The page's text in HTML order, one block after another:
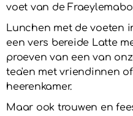
voet van de
Lunchen met de voeten
een vers bereide Latte
proeven van een van
tea'en met vriendinnen
heerenkamer.
Maar ook trouwen en